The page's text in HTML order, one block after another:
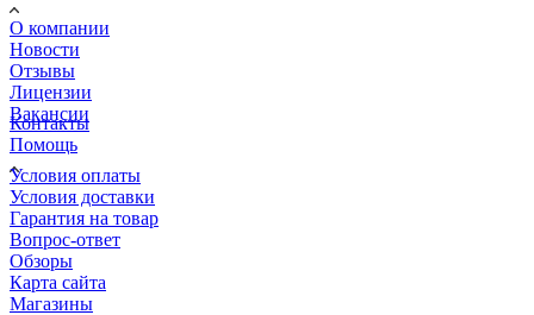
О компании
Новости
Отзывы
Лицензии
Вакансии
Контакты
Помощь
Условия оплаты
Условия доставки
Гарантия на товар
Вопрос-ответ
Обзоры
Карта сайта
Магазины